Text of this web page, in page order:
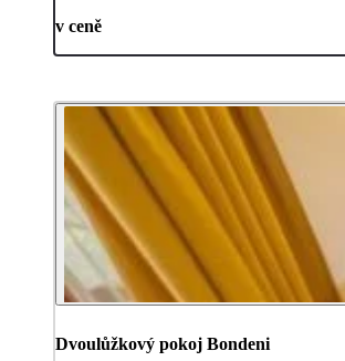
v ceně
Dvoulůžkový pokoj Bondeni